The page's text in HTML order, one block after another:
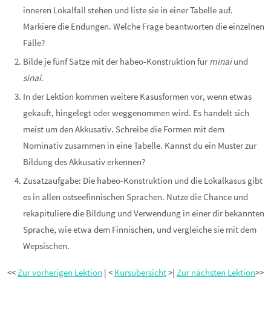
inneren Lokalfall stehen und liste sie in einer Tabelle auf.
Markiere die Endungen. Welche Frage beantworten die einzelnen
Fälle?
Bilde je fünf Sätze mit der habeo-Konstruktion für minaiund
sinai.
In der Lektion kommen weitere Kasusformen vor, wenn etwas
gekauft, hingelegt oder weggenommen wird. Es handelt sich
meist um den Akkusativ. Schreibe die Formen mit dem
Nominativ zusammen in eine Tabelle. Kannst du ein Muster zur
Bildung des Akkusativ erkennen?
Zusatzaufgabe: Die habeo-Konstruktion und die Lokalkasus gibt
es in allen ostseefinnischen Sprachen. Nutze die Chance und
rekapituliere die Bildung und Verwendung in einer dir bekannten
Sprache, wie etwa dem Finnischen, und vergleiche sie mit dem
Wepsischen.
<<Zur vorherigen Lektion | < Kursübersicht>| Zur nächsten Lektion>>